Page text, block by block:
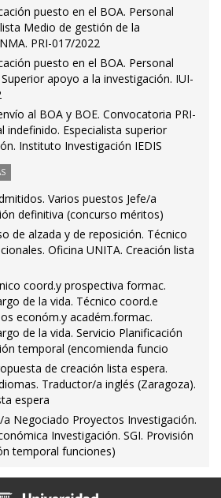
puesto en el BOA. Personal
Medio de gestión de la
PRI-017/2022
puesto en el BOA. Personal
apoyo a la investigación. IUI-
al BOA y BOE. Convocatoria PRI-
indefinido. Especialista superior
Instituto Investigación IEDIS
Varios puestos Jefe/a
definitiva (concurso méritos)
de alzada y de reposición. Técnico
Oficina UNITA. Creación lista
coord.y prospectiva formac.
de la vida. Técnico coord.e
económ.y académ.formac.
de la vida. Servicio Planificación
temporal (encomienda funcio
de creación lista espera.
Traductor/a inglés (Zaragoza).
espera
a Negociado Proyectos Investigación.
Investigación. SGI. Provisión
temporal funciones)